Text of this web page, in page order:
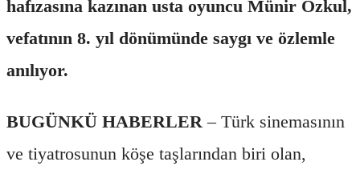
hafızasına kazınan usta oyuncu Münir Özkul,
vefatının 8. yıl dönümünde saygı ve özlemle
anılıyor.
BUGÜNKÜ HABERLER – Türk sinemasının
ve tiyatrosunun köşe taşlarından biri olan,